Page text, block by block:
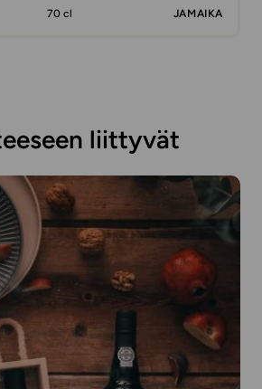
70 cl
JAMAIKA
liittyvät